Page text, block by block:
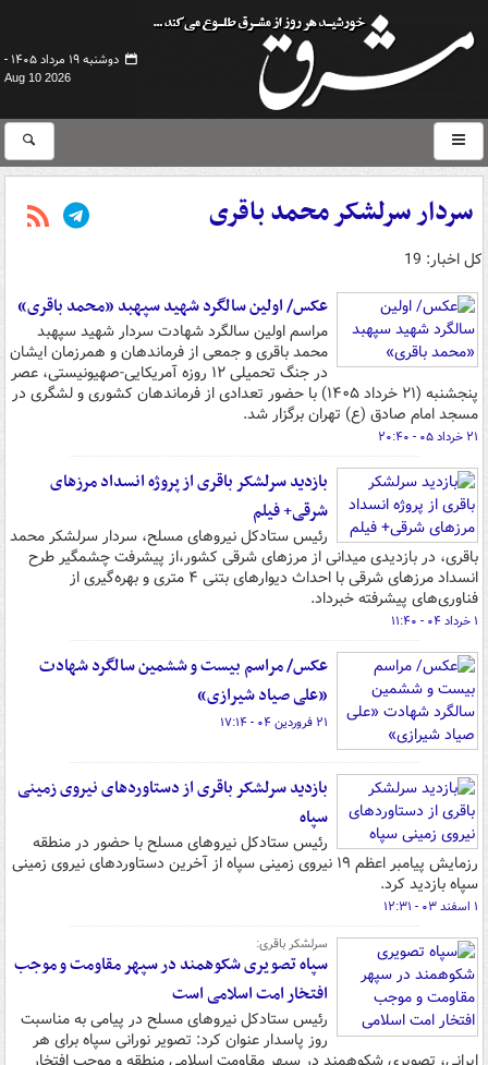
دوشنبه ۱۹ مرداد ۱۴۰۵ -
Aug 10 2026
سردار سرلشکر محمد باقری
کل اخبار: 19
عکس/ اولین سالگرد شهید سپهبد «محمد باقری»
مراسم اولین سالگرد شهادت سردار شهید سپهبد
محمد باقری و جمعی از فرماندهان و همرزمان ایشان
در جنگ تحمیلی ۱۲ روزه آمریکایی-صهیونیستی، عصر
پنجشنبه (۲۱ خرداد ۱۴۰۵) با حضور تعدادی از فرماندهان کشوری و لشگری در
مسجد امام صادق (ع) تهران برگزار شد.
۲۱ خرداد ۰۵ - ۲۰:۴۰
بازدید سرلشکر باقری از پروژه انسداد مرزهای
شرقی+ فیلم
رئیس ستادکل نیروهای مسلح، سردار سرلشکر محمد
باقری، در بازدیدی میدانی از مرزهای شرقی کشور،از پیشرفت چشمگیر طرح
انسداد مرزهای شرقی با احداث دیوارهای بتنی ۴ متری و بهره‌گیری از
فناوری‌های پیشرفته خبرداد.
۱ خرداد ۰۴ - ۱۱:۴۰
عکس/ مراسم بیست و ششمین سالگرد شهادت
«علی صیاد شیرازی»
۲۱ فروردین ۰۴ - ۱۷:۱۴
بازدید سرلشکر باقری از دستاوردهای نیروی زمینی
سپاه
رئیس ستادکل نیروهای مسلح با حضور در منطقه
رزمایش پیامبر اعظم ۱۹ نیروی زمینی سپاه از آخرین دستاوردهای نیروی زمینی
سپاه بازدید کرد.
۱ اسفند ۰۳ - ۱۲:۳۱
سرلشکر باقری:
سپاه تصویری شکوهمند در سپهر مقاومت و موجب
افتخار امت اسلامی است
رئیس ستادکل نیروهای مسلح در پیامی به مناسبت
روز پاسدار عنوان کرد: تصویر نورانی سپاه برای هر